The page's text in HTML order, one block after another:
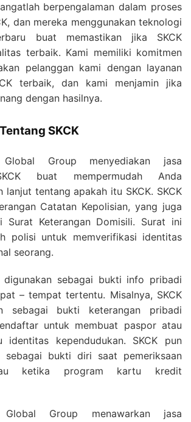
berpengalaman dalam proses
dan mereka menggunakan teknologi
buat memastikan jika SKCK
terbaik. Kami memiliki komitmen
pelanggan kami dengan layanan
terbaik, dan kami menjamin jika
dengan hasilnya.
SKCK
Group menyediakan jasa
buat mempermudah Anda
lanjut tentang apakah itu SKCK. SKCK
Catatan Kepolisian, yang juga
Surat Keterangan Domisili. Surat ini
polisi untuk memverifikasi identitas
seorang.
digunakan sebagai bukti info pribadi
– tempat tertentu. Misalnya, SKCK
sebagai bukti keterangan pribadi
untuk membuat paspor atau
identitas kependudukan. SKCK pun
sebagai bukti diri saat pemeriksaan
ketika program kartu kredit
Group menawarkan jasa